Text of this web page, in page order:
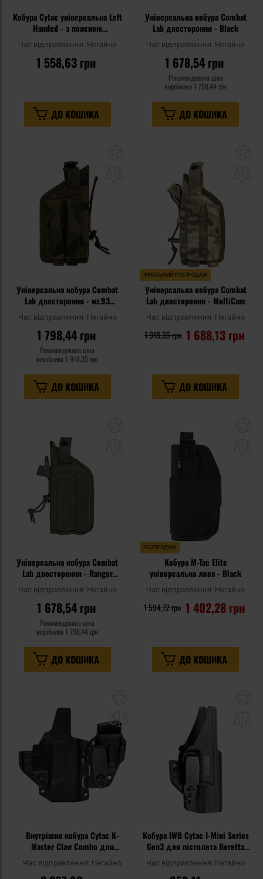
Кобура Cytac універсальна Left
Handed - з поясною
платформою
Час відправлення: Негайно
1 558,63 грн
ДО КОШИКА
Універсальна кобура Combat
Lab двостороння - Black
Час відправлення: Негайно
1 678,54 грн
Рекомендована ціна
виробника 1 798,44 грн
ДО КОШИКА
уподобань
Універсальна кобура Combat
Lab двостороння - wz.93
Pantera PL Woodland
Час відправлення: Негайно
1 798,44 грн
Рекомендована ціна
виробника 1 918,35 грн
ДО КОШИКА
ФІНАЛЬНИЙ РОЗПРОДАЖ
Універсальна кобура Combat
Lab двостороння - MultiCam
Час відправлення: Негайно
1 688,13 грн
1 918,35 грн
ДО КОШИКА
Універсальна кобура Combat
Lab двостороння - Ranger
Час відправлення: Негайно
1 678,54 грн
Рекомендована ціна
виробника 1 798,44 грн
ДО КОШИКА
РОЗПРОДАЖ
Кобура M-Tac Elite
універсальна лева - Black
Час відправлення: Негайно
1 402,28 грн
1 594,72 грн
ДО КОШИКА
Внутрішня кобура Cytac K-
Master Claw Combo для
пістолетів Glock 19 gen.
1/2/3/4/5
Час відправлення: Негайно
Кобура IWB Cytac I-Mini Series
Gen3 для пістолета Beretta
APX - Black
Час відправлення: Негайно